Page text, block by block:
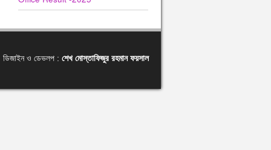
ডিজাইন ও ডেভলপ : শেখ মোস্তাফিজুর রহমান ফয়সাল